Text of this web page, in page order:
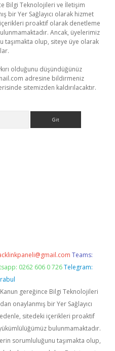
Bilgi Teknolojileri ve İletişim
bir Yer Sağlayıcı olarak hizmet
proaktif olarak denetleme
Ancak, üyelerimiz
taşımakta olup, siteye üye olarak
olduğunu düşündüğünüz
adresine bildirmeniz
sitemizden kaldırılacaktır.
Teams:
0262 606 0 726 Telegram:
Kanun gereğince Bilgi Teknolojileri
onaylanmış bir Yer Sağlayıcı
sitedeki içerikleri proaktif
bulunmamaktadır.
sorumluluğunu taşımakta olup,